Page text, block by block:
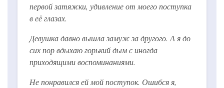
первой затяжки, удивление от моего поступка
в её глазах.
Девушка давно вышла замуж за другого. А я до
сих пор вдыхаю горький дым с иногда
приходящими воспоминаниями.
Не понравился ей мой поступок. Ошибся я,